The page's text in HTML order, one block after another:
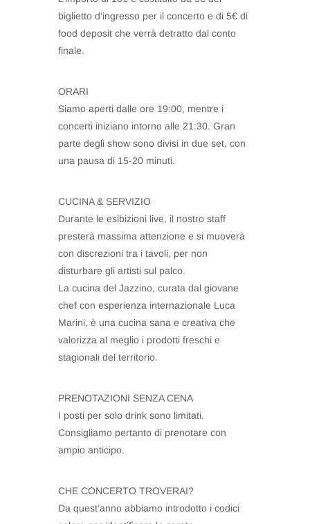
biglietto d’ingresso per il concerto e di 5€ di
food deposit che verrà detratto dal conto
finale.
ORARI
Siamo aperti dalle ore 19:00, mentre i
concerti iniziano intorno alle 21:30. Gran
parte degli show sono divisi in due set, con
una pausa di 15-20 minuti.
CUCINA & SERVIZIO
Durante le esibizioni live, il nostro staff
presterà massima attenzione e si muoverà
con discrezioni tra i tavoli, per non
disturbare gli artisti sul palco.
La cucina del Jazzino, curata dal giovane
chef con esperienza internazionale Luca
Marini, è una cucina sana e creativa che
valorizza al meglio i prodotti freschi e
stagionali del territorio.
PRENOTAZIONI SENZA CENA
I posti per solo drink sono limitati.
Consigliamo pertanto di prenotare con
ampio anticipo.
CHE CONCERTO TROVERAI?
Da quest’anno abbiamo introdotto i codici